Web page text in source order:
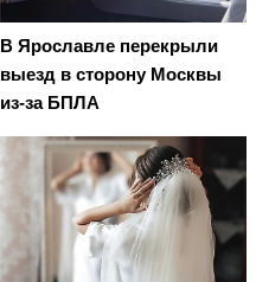
В Ярославле перекрыли
выезд в сторону Москвы
из-за БПЛА